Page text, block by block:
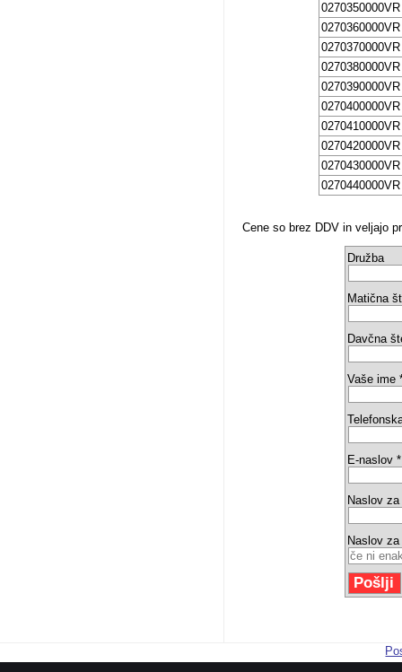
0270350000VR
0270360000VR
0270370000VR
0270380000VR
0270390000VR
0270400000VR
0270410000VR
0270420000VR
0270430000VR
0270440000VR
Cene so brez DDV in veljajo
Družba
Matična
Davčna
Vaše ime
E-naslov *
Naslov
Naslov